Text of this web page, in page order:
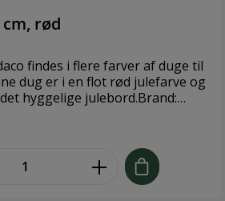
rød
findes i flere farver af duge til
dug er i en flot rød julefarve og
hyggelige julebord.Brand:
cm Materiale: 100% bomuld